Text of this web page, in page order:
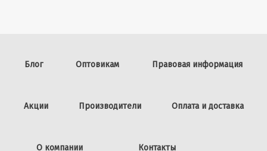
Блог Оптовикам Правовая информация
Акции Производители Оплата и доставка
О компании Контакты